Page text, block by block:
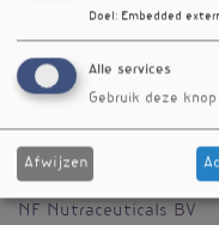
NF Nutraceuticals BV
Doel : Embedded
Alle services
Gebruik deze
Afwijzen